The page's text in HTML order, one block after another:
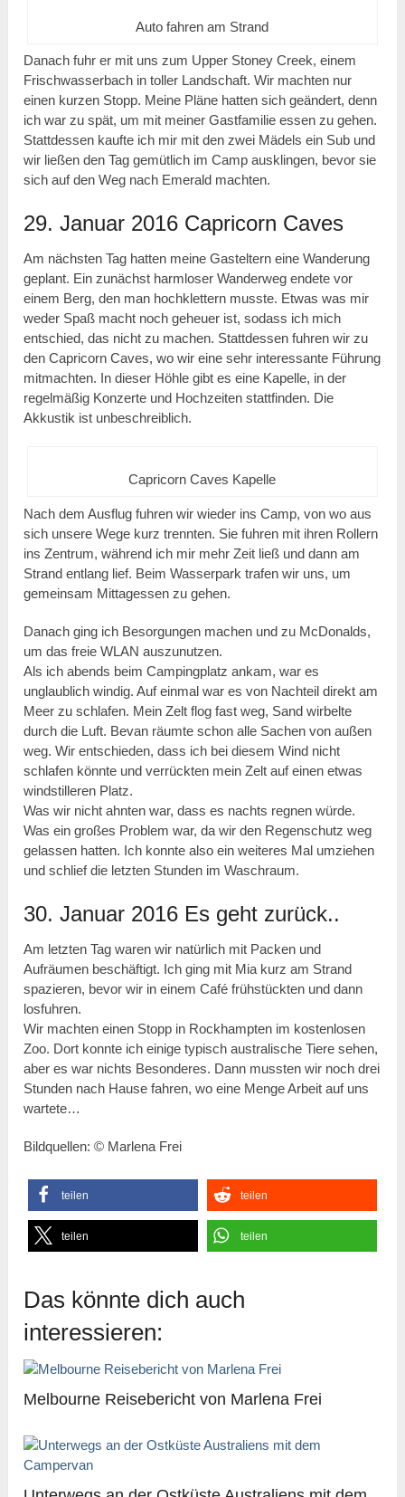
Auto fahren am Strand
Danach fuhr er mit uns zum Upper Stoney Creek, einem
Frischwasserbach in toller Landschaft. Wir machten nur
einen kurzen Stopp. Meine Pläne hatten sich geändert, denn
ich war zu spät, um mit meiner Gastfamilie essen zu gehen.
Stattdessen kaufte ich mir mit den zwei Mädels ein Sub und
wir ließen den Tag gemütlich im Camp ausklingen, bevor sie
sich auf den Weg nach Emerald machten.
29. Januar 2016 Capricorn Caves
Am nächsten Tag hatten meine Gasteltern eine Wanderung
geplant. Ein zunächst harmloser Wanderweg endete vor
einem Berg, den man hochklettern musste. Etwas was mir
weder Spaß macht noch geheuer ist, sodass ich mich
entschied, das nicht zu machen. Stattdessen fuhren wir zu
den Capricorn Caves, wo wir eine sehr interessante Führung
mitmachten. In dieser Höhle gibt es eine Kapelle, in der
regelmäßig Konzerte und Hochzeiten stattfinden. Die
Akkustik ist unbeschreiblich.
Capricorn Caves Kapelle
Nach dem Ausflug fuhren wir wieder ins Camp, von wo aus
sich unsere Wege kurz trennten. Sie fuhren mit ihren Rollern
ins Zentrum, während ich mir mehr Zeit ließ und dann am
Strand entlang lief. Beim Wasserpark trafen wir uns, um
gemeinsam Mittagessen zu gehen.
Danach ging ich Besorgungen machen und zu McDonalds,
um das freie WLAN auszunutzen.
Als ich abends beim Campingplatz ankam, war es
unglaublich windig. Auf einmal war es von Nachteil direkt am
Meer zu schlafen. Mein Zelt flog fast weg, Sand wirbelte
durch die Luft. Bevan räumte schon alle Sachen von außen
weg. Wir entschieden, dass ich bei diesem Wind nicht
schlafen könnte und verrückten mein Zelt auf einen etwas
windstilleren Platz.
Was wir nicht ahnten war, dass es nachts regnen würde.
Was ein großes Problem war, da wir den Regenschutz weg
gelassen hatten. Ich konnte also ein weiteres Mal umziehen
und schlief die letzten Stunden im Waschraum.
30. Januar 2016 Es geht zurück..
Am letzten Tag waren wir natürlich mit Packen und
Aufräumen beschäftigt. Ich ging mit Mia kurz am Strand
spazieren, bevor wir in einem Café frühstückten und dann
losfuhren.
Wir machten einen Stopp in Rockhampten im kostenlosen
Zoo. Dort konnte ich einige typisch australische Tiere sehen,
aber es war nichts Besonderes. Dann mussten wir noch drei
Stunden nach Hause fahren, wo eine Menge Arbeit auf uns
wartete…
Bildquellen: © Marlena Frei
teilen teilen
teilen teilen
Das könnte dich auch
interessieren:
Melbourne Reisebericht von Marlena Frei